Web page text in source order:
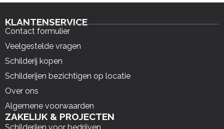
KLANTENSERVICE
Contact formulier
Veelgestelde vragen
Schilderij kopen
Schilderijen bezichtigen op locatie
Over ons
Algemene voorwaarden
ZAKELIJK & PROJECTEN